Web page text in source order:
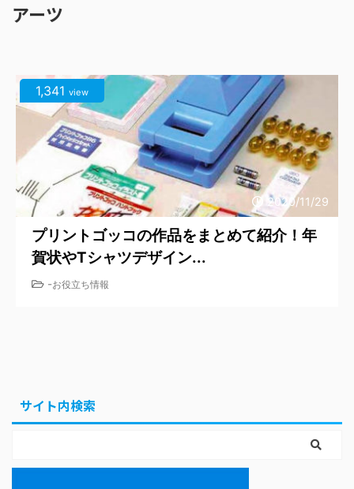
アーツ
2020/11/29
1,341 view
プリントゴッコの作品をまとめて紹介！年
賀状やTシャツデザイン...
-お役立ち情報
サイト内検索